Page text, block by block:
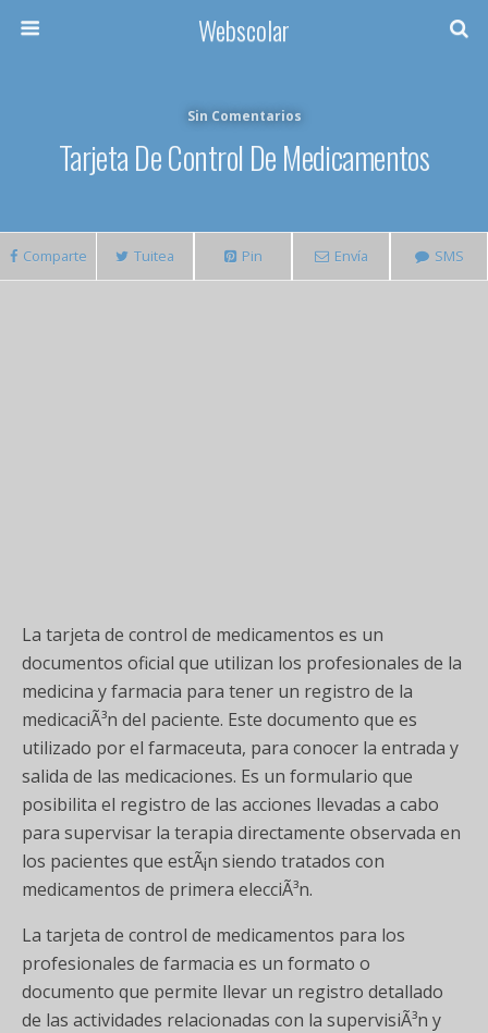
Webscolar
Sin Comentarios
Tarjeta De Control De Medicamentos
Comparte Tuitea Pin Envía SMS
La tarjeta de control de medicamentos es un
documentos oficial que utilizan los profesionales de la
medicina y farmacia para tener un registro de la
medicaciÃ³n del paciente. Este documento que es
utilizado por el farmaceuta, para conocer la entrada y
salida de las medicaciones. Es un formulario que
posibilita el registro de las acciones llevadas a cabo
para supervisar la terapia directamente observada en
los pacientes que estÃ¡n siendo tratados con
medicamentos de primera elecciÃ³n.
La tarjeta de control de medicamentos para los
profesionales de farmacia es un formato o
documento que permite llevar un registro detallado
de las actividades relacionadas con la supervisiÃ³n y